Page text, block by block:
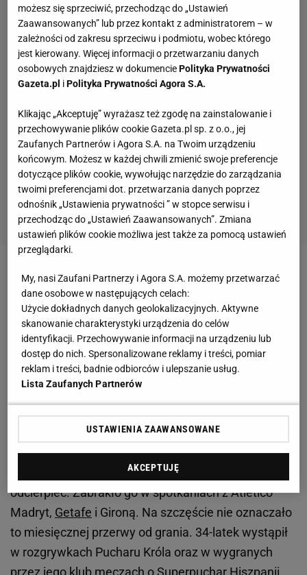
Zobacz wideoKrzynówek wskazał wzór dla
Santosa. "Szatnia była razem z nim"
Koniec zawieszenia. Lewandowski w kadrze FC
Barcelony na mecz z Betisem
Polak w wyniku korzystnej decyzji Trybunału
Arbitrażowego ds. Sportu w Lozannie pojawił się
jednak w sylwestrowych derbach Barcelony.
Wykonanie kary zostało wstrzymane, ale
ostatecznie i tak Lewandowski musiał swoje
odcierpieć. Zabrakło go w spotkaniach z Atletico
Madryt, Getafe i Gironą. Na szczęście nie oznaczało
to miesięcznej przerwy od grania. 34-latek wystąpił
w rozgrywkach Pucharu Króla oraz w wygranych
przez jego klub meczach o Superpuchar Hiszpanii.
możesz się sprzeciwić, przechodząc do „Ustawień
Zaawansowanych” lub przez kontakt z administratorem – w
zależności od zakresu sprzeciwu i podmiotu, wobec którego
jest kierowany. Więcej informacji o przetwarzaniu danych
osobowych znajdziesz w dokumenciePolityka Prywatności
Gazeta.pl iPolityka Prywatności Agora S.A.
Klikając „Akceptuję” wyrażasz też zgodę na zainstalowanie i
przechowywanie plików cookie Gazeta.pl sp. z o.o., jej
Zaufanych Partnerów i Agora S.A. na Twoim urządzeniu
końcowym. Możesz w każdej chwili zmienić swoje preferencje
dotyczące plików cookie, wywołując narzędzie do zarządzania
twoimi preferencjami dot. przetwarzania danych poprzez
odnośnik „Ustawienia prywatności ” w stopce serwisu i
przechodząc do „Ustawień Zaawansowanych”. Zmiana
ustawień plików cookie możliwa jest także za pomocą ustawień
przeglądarki.
My, nasi Zaufani Partnerzy i Agora S.A. możemy przetwarzać
dane osobowe w następujących celach:
Użycie dokładnych danych geolokalizacyjnych. Aktywne
skanowanie charakterystyki urządzenia do celów
identyfikacji. Przechowywanie informacji na urządzeniu lub
dostęp do nich. Spersonalizowane reklamy i treści, pomiar
reklam i treści, badnie odbiorców i ulepszanie usług.
Lista Zaufanych Partnerów
USTAWIENIA ZAAWANSOWANE
AKCEPTUJĘ